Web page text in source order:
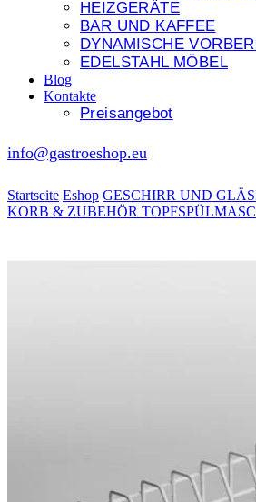
HEIZGERÄTE
BAR UND KAFFEE
DYNAMISCHE
EDELSTAHL MÖBEL
Blog
Kontakte
Preisangebot
info@gastroeshop.eu
Startseite Eshop GESCHIRR UND
KORB & ZUBEHÖR